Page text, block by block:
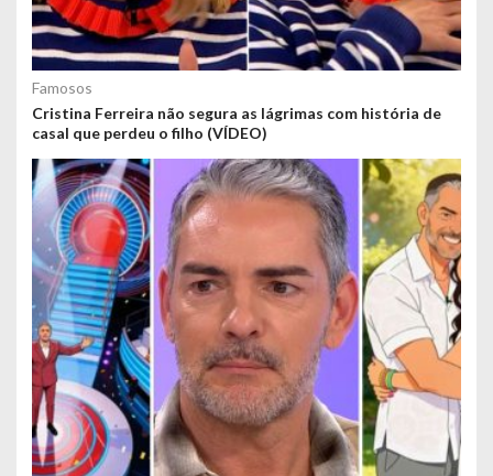
Famosos
Cristina Ferreira não segura as lágrimas com história de
casal que perdeu o filho (VÍDEO)